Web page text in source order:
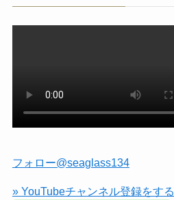
フォロー@seaglass134
» YouTubeチャンネル登録をする